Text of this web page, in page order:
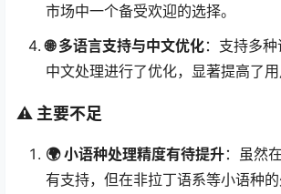
市场中一个备受欢迎的选择。
🌐 多语言支持与中文优化：支持多
中文处理进行了优化，显著提高了用
⚠️ 主要不足
🌍 小语种处理精度有待提升：虽然
有支持，但在非拉丁语系等小语种